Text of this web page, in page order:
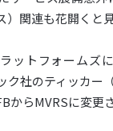
関連も花開くと
ットフォームズ
ク社のティッカー
からMVRSに変更